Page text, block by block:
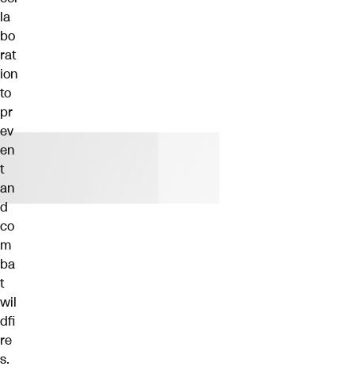
la
bo
rat
ion
to
pr
ev
en
t
an
d
co
m
ba
t
wil
dfi
re
s.